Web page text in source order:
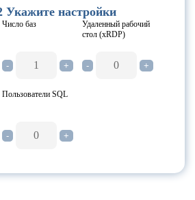
недвижимостью ПРОФ
ПРОФ
КОРП
организации ПРОФ
настройки
Число баз
- +
Удаленный рабочий
стол (xRDP)
- +
Пользователи SQL
- +